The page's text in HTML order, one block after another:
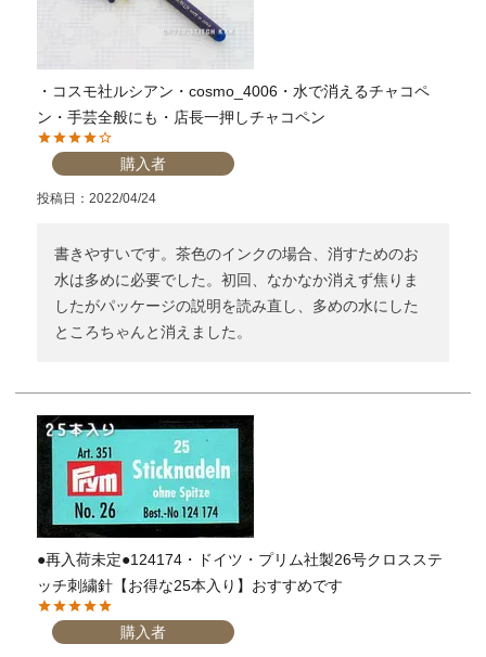
・コスモ社ルシアン・cosmo_4006・水で消えるチャコペ
ン・手芸全般にも・店長一押しチャコペン
購入者
投稿日 2022/04/24
書きやすいです。茶色のインクの場合、消すためのお
水は多めに必要でした。初回、なかなか消えず焦りま
したがパッケージの説明を読み直し、多めの水にした
ところちゃんと消えました。
●再入荷未定●124174・ドイツ・プリム社製26号クロスステ
ッチ刺繍針【お得な25本入り】おすすめです
購入者